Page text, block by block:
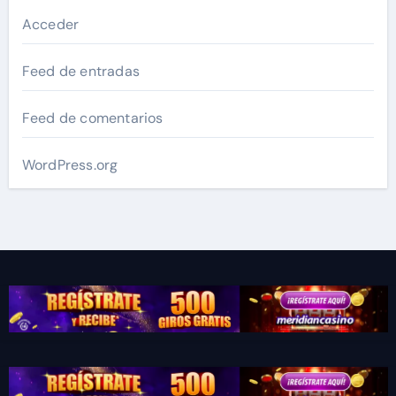
Acceder
Feed de entradas
Feed de comentarios
WordPress.org